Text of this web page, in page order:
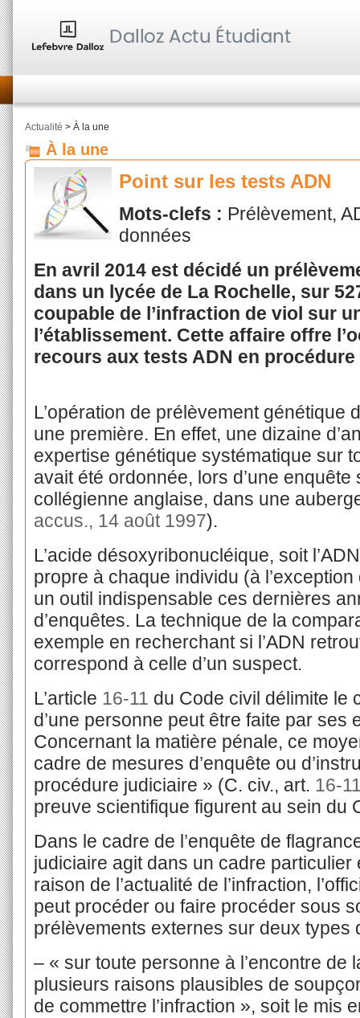
Actualité > À la une
À la une
Point sur les tests ADN
Mots-clefs : Prélèvement,
données
En avril 2014 est décidé un
dans un lycée de La Rochelle, sur
coupable de l’infraction de viol sur
l’établissement. Cette affaire offre
recours aux tests ADN en procédure
L’opération de prélèvement génétique
une première. En effet, une dizaine
expertise génétique systématique sur
avait été ordonnée, lors d’une enquête
collégienne anglaise, dans une
accus., 14 août 1997).
L’acide désoxyribonucléique, soit
propre à chaque individu (à
un outil indispensable ces dernières
d’enquêtes. La technique de la
exemple en recherchant si l’ADN
correspond à celle d’un suspect.
L’article 16-11 du Code civil délimite le
d’une personne peut être faite par ses
Concernant la matière pénale, ce
cadre de mesures d’enquête ou
procédure judiciaire » (C. civ., art. 16-
preuve scientifique figurent au sein du
Dans le cadre de l’enquête de
judiciaire agit dans un cadre
raison de l’actualité de l’infraction,
peut procéder ou faire procéder sous
prélèvements externes sur deux types
– « sur toute personne à l’encontre de
plusieurs raisons plausibles de
de commettre l’infraction », soit le mis